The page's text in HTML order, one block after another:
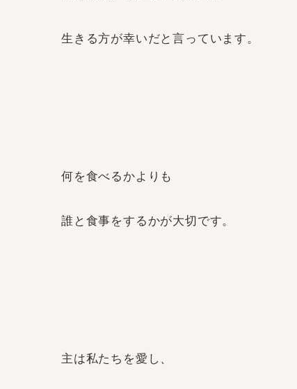
生きる方が幸いだと言っています。
何を食べるかよりも
誰と食事をするかが大切です。
主は私たちを愛し、